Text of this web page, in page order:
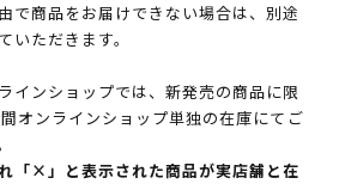
で商品をお届けできない場合は、別途
いただきます。
インショップでは、新発売の商品に限
オンラインショップ単独の在庫にてご
「×」と表示された商品が実店舗と在